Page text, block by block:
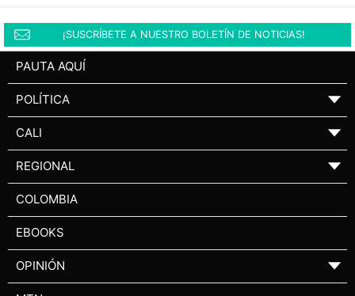
¡SUSCRÍBETE A NUESTRO BOLETÍN DE NOTICIAS!
PAUTA AQUÍ
POLÍTICA ▼
CALI ▼
REGIONAL ▼
COLOMBIA
EBOOKS
OPINIÓN ▼